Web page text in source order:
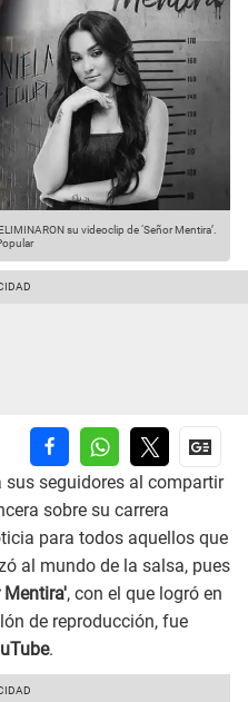
su videoclip de ‘Señor Mentira’.
sus seguidores al compartir
sobre su carrera
para todos aquellos que
al mundo de la salsa, pues
Mentira', con el que logró en
de reproducción, fue
.